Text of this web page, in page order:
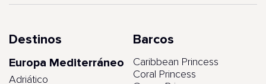
Destinos
Europa Mediterráneo
Adriático
Barcos
Caribbean Princess
Coral Princess